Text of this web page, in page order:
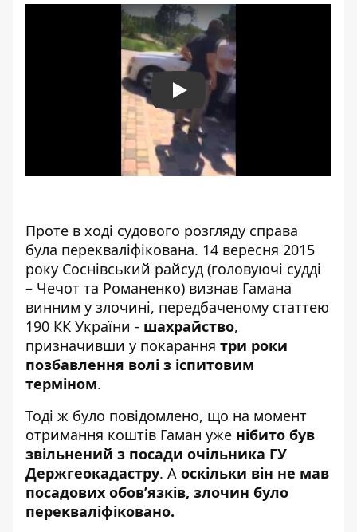
Play
Проте в ході судового розгляду справа
була перекваліфікована. 14 вересня 2015
року Соснівський райсуд (головуючі судді
– Чечот та Романенко) визнав Гамана
винним у злочині, передбаченому статтею
190 КК України - шахрайство,
призначивши у покарання три роки
позбавлення волі з іспитовим
терміном.
Тоді ж було повідомлено, що на момент
отримання коштів Гаман уже нібито був
звільнений з посади очільника ГУ
Держгеокадастру. А оскільки він не мав
посадових обов’язків, злочин було
перекваліфіковано.